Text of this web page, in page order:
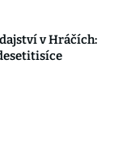
v Hráčích: